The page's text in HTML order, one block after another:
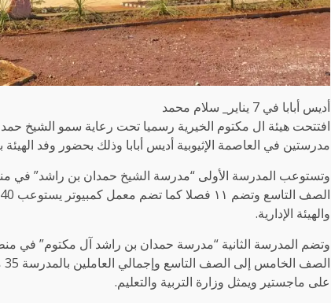
أديس أبابا في 7 يناير_ سلام محمد
افتتحت هيئة ال مكتوم الخيرية رسميا تحت رعاية سمو الشيخ
مدرستين في العاصمة الإثيوبية أديس أبابا وذلك بحضور وفد
والهيئة الإدارية.
على ماجستير ويمثل وزارة التربية والتعليم.